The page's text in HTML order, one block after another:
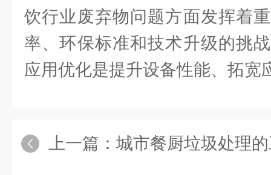
饮行业废弃物问题方面发挥着
率、环保标准和技术升级的挑
应用优化是提升设备性能、拓宽
上一篇： 城市餐厨垃圾处理